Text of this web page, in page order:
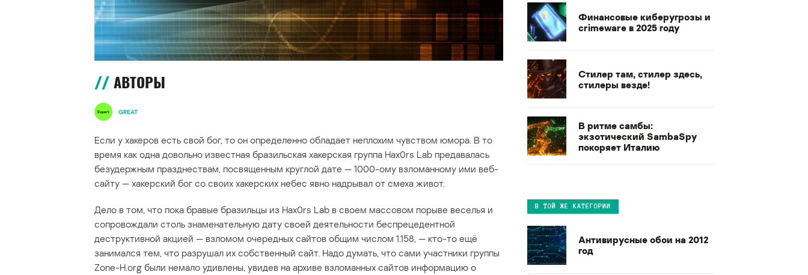
АВТОРЫ
GREAT
Если у хакеров есть свой бог, то он определенно обладает неплохим чувством юмора. В то
время как одна довольно известная бразильская хакерская группа Hax0rs Lab предавалась
безудержным празднествам, посвященным круглой дате — 1000-ому взломанному ими веб-
сайту — хакерский бог со своих хакерских небес явно надрывал от смеха живот.
Дело в том, что пока бравые бразильцы из Hax0rs Lab в своем массовом порыве веселья и
сопровождали столь знаменательную дату своей деятельности беспрецедентной
деструктивной акцией — взломом очередных сайтов общим числом 1.158, — кто-то ещё
занимался тем, что разрушал их собственный сайт. Надо думать, что сами участники группы
Zone-H.org были немало удивлены, увидев на архиве взломанных сайтов информацию о
Финансовые киберугрозы и
crimeware в 2025 году
Стилер там, стилер здесь,
стилеры везде!
В ритме самбы:
экзотический SambaSpy
покоряет Италию
В ТОЙ ЖЕ КАТЕГОРИИ
Антивирусные обои на 2012
год